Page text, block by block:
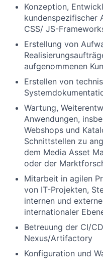
Konzeption,
kundenspezifischer
CSS/ JS-
Erstellung von
aufgenommenen
Erstellen von
Wartung,
Anwendungen,
Webshops und
Schnittstellen zu
dem Media Asset
oder der
Mitarbeit in agilen
von IT-Projekten,
internen und
internationaler
Betreuung der CI/
Nexus/Artifactory
Konfiguration und